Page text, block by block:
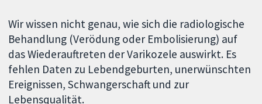
Wir wissen nicht genau, wie sich die radiologische
Behandlung (Verödung oder Embolisierung) auf
das Wiederauftreten der Varikozele auswirkt. Es
fehlen Daten zu Lebendgeburten, unerwünschten
Ereignissen, Schwangerschaft und zur
Lebensqualität.